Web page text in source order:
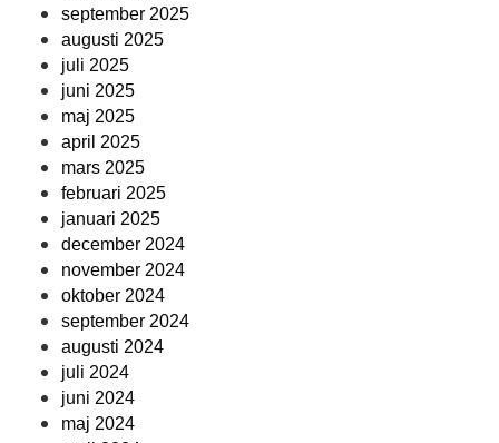
september 2025
augusti 2025
juli 2025
juni 2025
maj 2025
april 2025
mars 2025
februari 2025
januari 2025
december 2024
november 2024
oktober 2024
september 2024
augusti 2024
juli 2024
juni 2024
maj 2024